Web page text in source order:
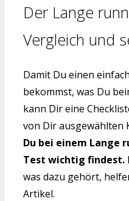
Der Lange
Vergleich und
Damit Du einen
bekommst, was Du
kann Dir eine
von Dir ausgewählten
Du bei einem Lange
Test wichtig findest.
was dazu gehört,
Artikel.